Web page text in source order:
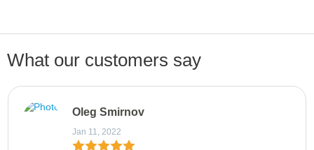
What our customers say
Oleg Smirnov
Jan 11, 2022